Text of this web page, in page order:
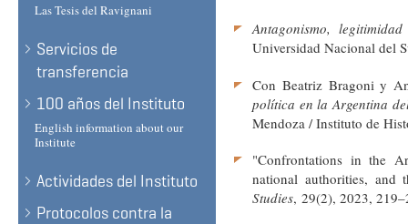
Las Tesis del Ravignani
Servicios de
transferencia
100 años del Instituto
English information about our
Institute
Actividades del Instituto
Protocolos contra la
Antagonismo,
Universidad Nacional del
Con Beatriz Bragoni y
política en la Argentina
Mendoza / Instituto de
"Confrontations in the
national authorities, and
Studies, 29(2), 2023,